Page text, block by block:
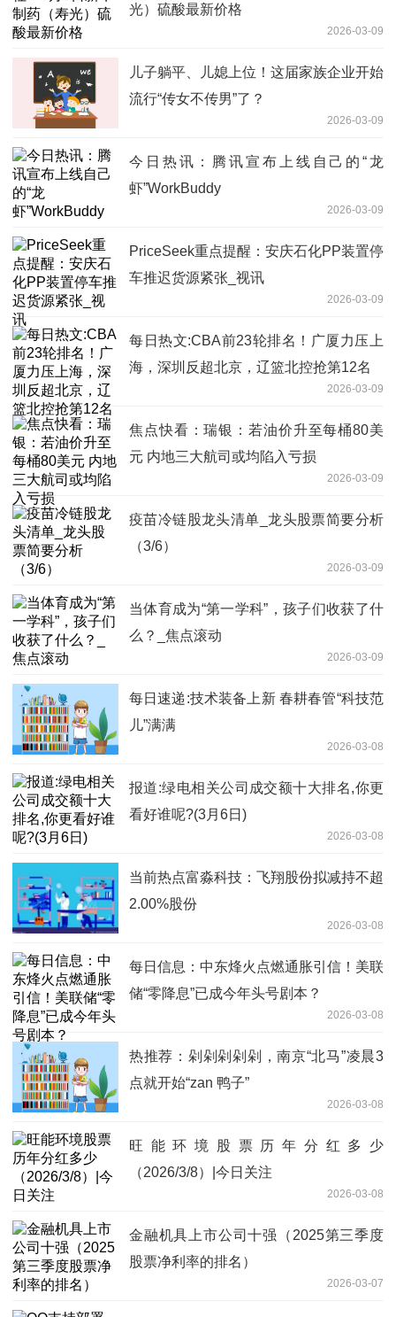
光）硫酸最新价格
2026-03-09
儿子躺平、儿媳上位！这届家族企业开始
流行“传女不传男”了？
2026-03-09
今日热讯：腾讯宣布上线自己的“龙
虾”WorkBuddy
2026-03-09
PriceSeek重点提醒：安庆石化PP装置停
车推迟货源紧张_视讯
2026-03-09
每日热文:CBA前23轮排名！广厦力压上
海，深圳反超北京，辽篮北控抢第12名
2026-03-09
焦点快看：瑞银：若油价升至每桶80美
元 内地三大航司或均陷入亏损
2026-03-09
疫苗冷链股龙头清单_龙头股票简要分析
（3/6）
2026-03-09
当体育成为“第一学科”，孩子们收获了什
么？_焦点滚动
2026-03-09
每日速递:技术装备上新 春耕春管“科技范
儿”满满
2026-03-08
报道:绿电相关公司成交额十大排名,你更
看好谁呢?(3月6日)
2026-03-08
当前热点富淼科技：飞翔股份拟减持不超
2.00%股份
2026-03-08
每日信息：中东烽火点燃通胀引信！美联
储“零降息”已成今年头号剧本？
2026-03-08
热推荐：剁剁剁剁剁，南京“北马”凌晨3
点就开始“zan 鸭子”
2026-03-08
旺能环境股票历年分红多少
（2026/3/8）|今日关注
2026-03-08
金融机具上市公司十强（2025第三季度
股票净利率的排名）
2026-03-07